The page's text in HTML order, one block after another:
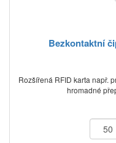
Bezkontaktní
Rozšířená RFID karta např.
hromadné